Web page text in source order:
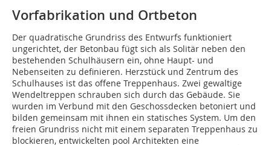
Vorfabrikation und Ortbeton
Der quadratische Grundriss des Entwurfs funktioniert
ungerichtet, der Betonbau fügt sich als Solitär neben den
bestehenden Schulhäusern ein, ohne Haupt- und
Nebenseiten zu definieren. Herzstück und Zentrum des
Schulhauses ist das offene Treppenhaus. Zwei gewaltige
Wendeltreppen schrauben sich durch das Gebäude. Sie
wurden im Verbund mit den Geschossdecken betoniert und
bilden gemeinsam mit ihnen ein statisches System. Um den
freien Grundriss nicht mit einem separaten Treppenhaus zu
blockieren, entwickelten pool Architekten eine